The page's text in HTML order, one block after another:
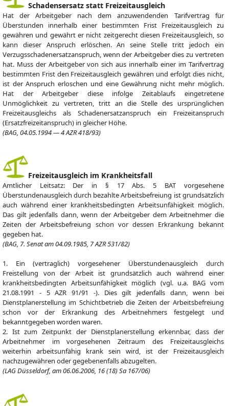
Schadensersatz statt Freizeitausgleich
Hat der Arbeitgeber nach dem anzuwendenden Tarifvertrag für
Überstunden innerhalb einer bestimmten Frist Freizeitausgleich zu
gewähren und gewährt er nicht zeitgerecht diesen Freizeitausgleich, so
kann dieser Anspruch erlöschen. An seine Stelle tritt jedoch ein
Verzugsschadenersatzanspruch, wenn der Arbeitgeber dies zu vertreten
hat. Muss der Arbeitgeber von sich aus innerhalb einer im Tarifvertrag
bestimmten Frist den Freizeitausgleich gewähren und erfolgt dies nicht,
ist der Anspruch erloschen und eine Gewährung nicht mehr möglich.
Hat der Arbeitgeber diese infolge Zeitablaufs eingetretene
Unmöglichkeit zu vertreten, tritt an die Stelle des ursprünglichen
Freizeitausgleichs als Schadenersatzanspruch ein Freizeitanspruch
(Ersatzfreizeitanspruch) in gleicher Höhe.
(BAG, 04.05.1994 — 4 AZR 418/93)
Freizeitausgleich im Krankheitsfall
Amtlicher Leitsatz: Der in § 17 Abs. 5 BAT vorgesehene
Überstundenausgleich durch bezahlte Arbeitsbefreiung ist grundsätzlich
auch während einer krankheitsbedingten Arbeitsunfähigkeit möglich.
Das gilt jedenfalls dann, wenn der Arbeitgeber dem Arbeitnehmer die
Zeiten der Arbeitsbefreiung schon vor dessen Erkrankung bekannt
gegeben hat.
(BAG, 7. Senat am 04.09.1985, 7 AZR 531/82)
1. Ein (vertraglich) vorgesehener Überstundenausgleich durch
Freistellung von der Arbeit ist grundsätzlich auch während einer
krankheitsbedingten Arbeitsunfähigkeit möglich (vgl. u.a. BAG vom
21.08.1991 - 5 AZR 91/91 -). Dies gilt jedenfalls dann, wenn bei
Dienstplanerstellung im Schichtbetrieb die Zeiten der Arbeitsbefreiung
schon vor der Erkrankung des Arbeitnehmers festgelegt und
bekanntgegeben worden waren.
2. Ist zum Zeitpunkt der Dienstplanerstellung erkennbar, dass der
Arbeitnehmer im vorgesehenen Zeitraum des Freizeitausgleichs
weiterhin arbeitsunfähig krank sein wird, ist der Freizeitausgleich
nachzugewähren oder gegebenenfalls abzugelten.
(LAG Düsseldorf, am 06.06.2006, 16 (18) Sa 167/06)